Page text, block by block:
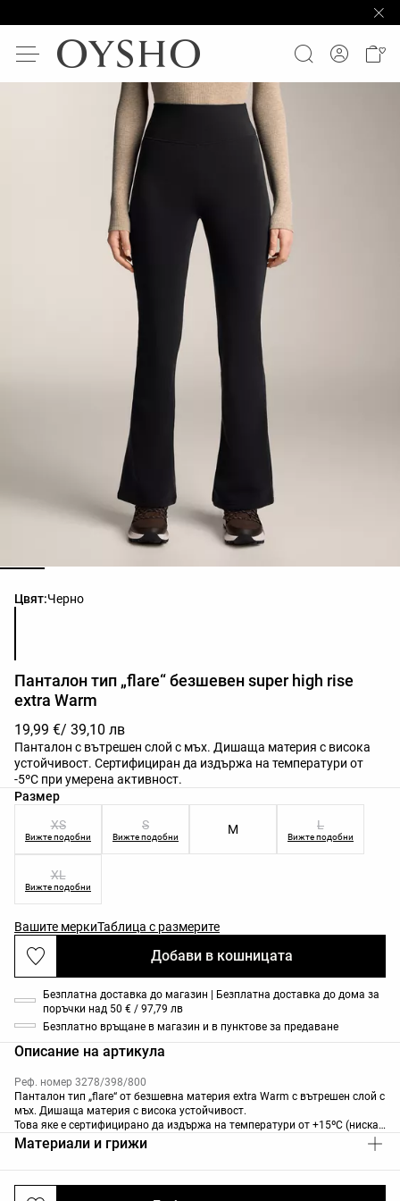
Цвят:Черно
Списък с цветове на продукта
Панталон тип „flare“ безшевен super high rise
extra Warm
19,99 €/ 39,10 лв
Панталон с вътрешен слой с мъх. Дишаща материя с висока
устойчивост. Сертифициран да издържа на температури от
-5ºC при умерена активност.
Размер
Списък с размери на продукта
XS
Вижте подобни
S
Вижте подобни
M L
Вижте подобни
XL
Вижте подобни
Вашите меркиТаблица с размерите
Добави в кошницата
Безплатна доставка до магазин | Безплатна доставка до дома за
поръчки над 50 € / 97,79 лв
Безплатно връщане в магазин и в пунктове за предаване
Описание на артикула
Реф. номер 3278/398/800
Панталон тип „flare“ от безшевна материя extra Warm с вътрешен слой с
мъх. Дишаща материя с висока устойчивост.
Това яке е сертифицирано да издържа на температури от +15ºC (ниска
активност) до -5ºC (умерена активност) по време на стандартизиран
тест със симулиран вятър от 0,4 M/S, облечено с тениска с дълъг ръкав
и висока яка, панталон, бельо, чорапи, обувки, ръкавици и плетени
шапка.
Материали и грижи